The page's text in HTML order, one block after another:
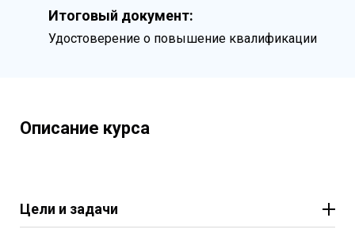
Итоговый документ:
Удостоверение о повышение квалификации
Описание курса
Цели и задачи